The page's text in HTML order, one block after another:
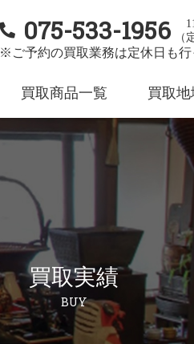
075-533-1956
（
※ご予約の買取業務は定休日も行
買取商品一覧 買取地
買取実績
BUY